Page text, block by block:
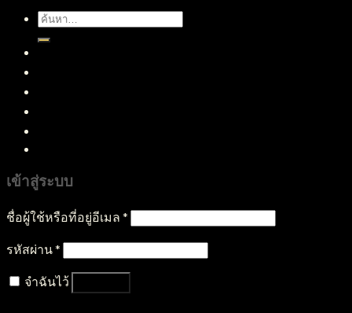
ค้นหา:
เข้าสู่ระบบ
ชื่อผู้ใช้หรือที่อยู่อีเมล *
รหัสผ่าน*
จำฉันไว้